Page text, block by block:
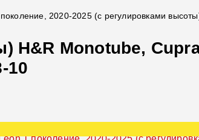
2020-2025 (с регулировками
H&R Monotube,
10